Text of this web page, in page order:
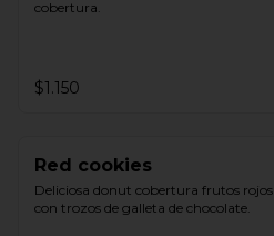
cobertura.
$1.150
Red cookies
Deliciosa donut cobertura frutos rojos
con trozos de galleta de chocolate.